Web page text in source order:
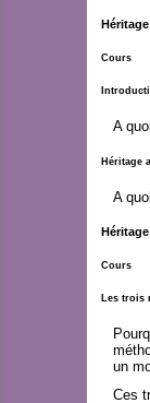
Cours
A
Héritage
A
Cours
Les trois
un
Ces